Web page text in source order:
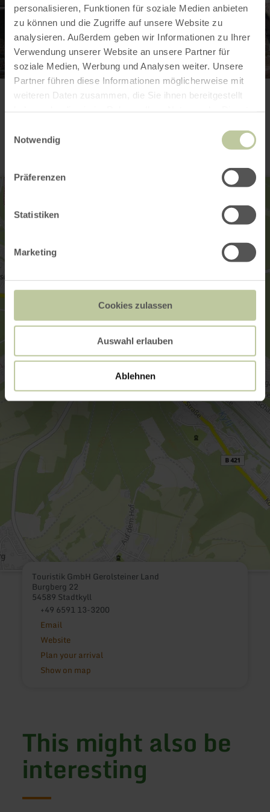
personalisieren, Funktionen für soziale Medien anbieten
zu können und die Zugriffe auf unsere Website zu
analysieren. Außerdem geben wir Informationen zu Ihrer
Verwendung unserer Website an unsere Partner für
soziale Medien, Werbung und Analysen weiter. Unsere
Partner führen diese Informationen möglicherweise mit
weiteren Daten zusammen, die Sie ihnen bereitgestellt
Notwendig
Präferenzen
Statistiken
Marketing
Cookies zulassen
Auswahl erlauben
Ablehnen
Contact
Touristik GmbH Gerolsteiner Land
Burgberg 22
54589 Stadtkyll
+49 6591 13-3200
Email
Website
Plan your arrival
Show on map
This might also be
interesting